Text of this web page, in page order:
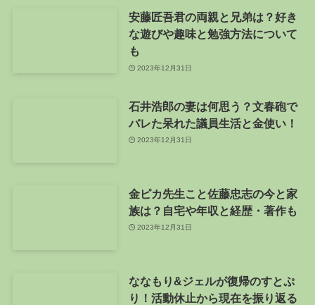
安藤匠吾君の両親と兄弟は？好き
な遊びや趣味と勉強方法について
も
2023年12月31日
石井浩郎の妻は何思う？文春砲で
バレた呆れた議員生活と金使い！
2023年12月31日
金ピカ先生こと佐藤忠志の今と家
族は？自宅や年収と経歴・著作も
2023年12月31日
ななもり&ジェルが復帰のすとぷ
り！活動休止から現在を振り返る